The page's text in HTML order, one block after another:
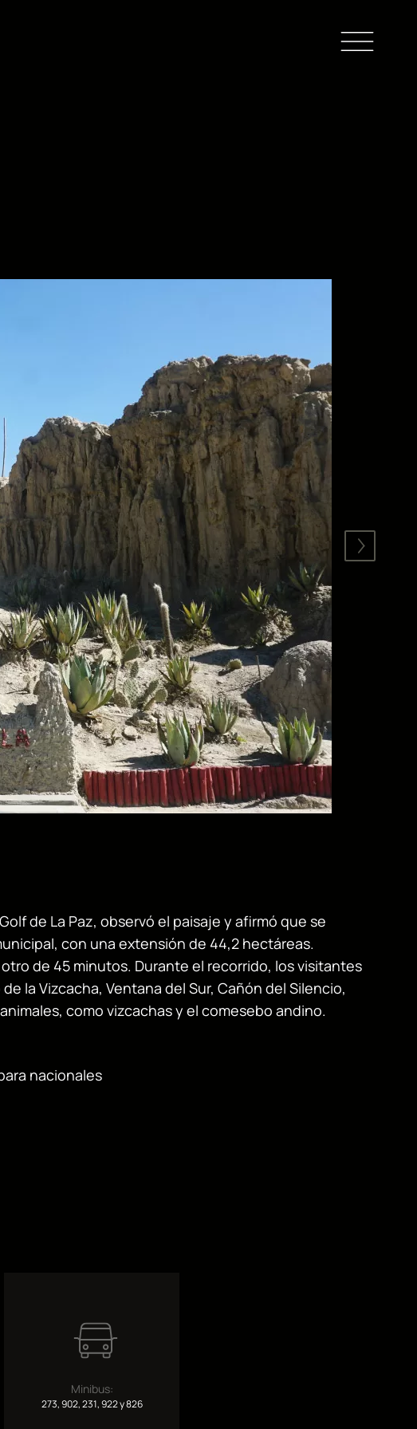
de La Paz, observó el paisaje y afirmó que se
con una extensión de 44,2 hectáreas.
de 45 minutos. Durante el recorrido, los visitantes
la Vizcacha, Ventana del Sur, Cañón del Silencio,
como vizcachas y el comesebo andino.
nacionales
Minibus:
273, 902, 231, 922 y 826